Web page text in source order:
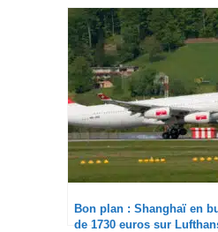
Bon plan : Shanghaï en
de 1730 euros sur